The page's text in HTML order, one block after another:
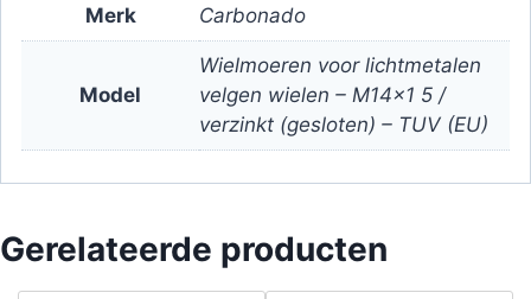
Merk Carbonado
Model
Wielmoeren voor lichtmetalen
velgen wielen – M14x1 5 /
verzinkt (gesloten) – TUV (EU)
Gerelateerde producten